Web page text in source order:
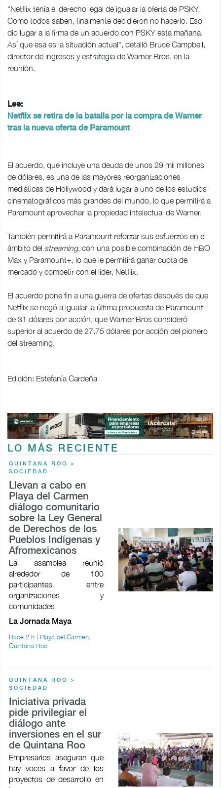
"Netflix tenía el derecho legal de igualar la oferta de PSKY.
Como todos saben, finalmente decidieron no ⁠hacerlo. Eso
dio ​lugar a la firma ⁠de un acuerdo con PSKY esta mañana.
Así que esa es la situación actual", detalló Bruce Campbell,
director ‌de ingresos y ‌estrategia de Warner Bros, en la
reunión.
Lee:
Netflix se retira de la batalla por la compra de Warner
tras la nueva oferta de Paramount
El acuerdo, que incluye una deuda ​de unos 29 mil ​millones
de dólares, es una de ‌las mayores reorganizaciones
mediáticas de Hollywood y dará lugar a uno de los estudios
cinematográficos más grandes del mundo, lo que permitirá a
Paramount aprovechar la propiedad intelectual de Warner.
También permitirá a Paramount reforzar sus esfuerzos en el
ámbito del streaming, con una posible combinación de HBO
Max y Paramount+, lo que le permitirá ganar ‌cuota de
mercado y competir con el líder, Netflix.
El acuerdo ⁠pone fin a una guerra de ofertas después de que
Netflix se negó a igualar la ⁠última propuesta de Paramount
de 31 dólares por acción, que Warner Bros consideró
superior al acuerdo de 27.75 dólares por acción del pionero
del ​streaming.
Edición: Estefanía Cardeña
LO MÁS RECIENTE
QUINTANA ROO >
SOCIEDAD
Llevan a cabo en
Playa del Carmen
diálogo comunitario
sobre la Ley General
de Derechos de los
Pueblos Indígenas y
Afromexicanos
La asamblea reunió
alrededor de 100
participantes entre
organizaciones y
comunidades
La Jornada Maya
Hace 2 h | Playa del Carmen,
Quintana Roo
QUINTANA ROO >
SOCIEDAD
Iniciativa privada
pide privilegiar el
diálogo ante
inversiones en el sur
de Quintana Roo
Empresarios aseguran que
hay voces a favor de los
proyectos de desarrollo en